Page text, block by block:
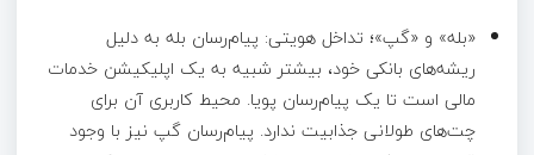
«بله» و «گپ»؛ تداخل هویتی: پیام‌رسان بله به دلیل
ریشه‌های بانکی خود، بیشتر شبیه به یک اپلیکیشن خدمات
مالی است تا یک پیام‌رسان پویا. محیط کاربری آن برای
چت‌های طولانی جذابیت ندارد. پیام‌رسان گپ نیز با وجود